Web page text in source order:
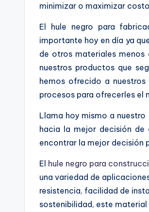
minimizar o maximizar
El hule negro para
importante hoy en día ya
de otros materiales menos
nuestros productos que
hemos ofrecido a
procesos para ofrecerles el
Llama hoy mismo a
hacia la mejor decisión de
encontrar la mejor decisión
El hule negro para
una variedad de
resistencia, facilidad de
sostenibilidad, este